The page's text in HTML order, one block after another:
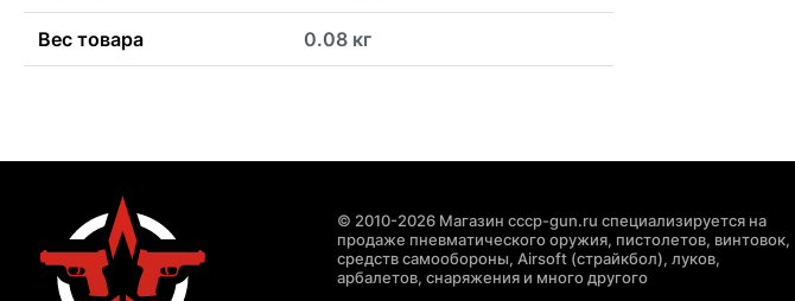
Вес товара 0.08 кг
© 2010-2026 Магазин cccp-gun.ru специализируется на
продаже пневматического оружия, пистолетов, винтовок,
средств самообороны, Airsoft (страйкбол), луков,
арбалетов, снаряжения и много другого